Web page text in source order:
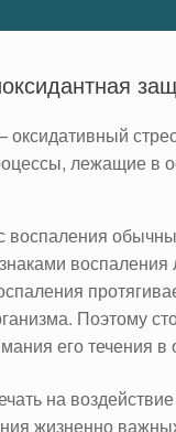
оксидативный
лежащие в
воспаления
Поэтому
его течения в
на
жизненно